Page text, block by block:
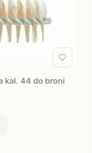
kal. 44 do broni